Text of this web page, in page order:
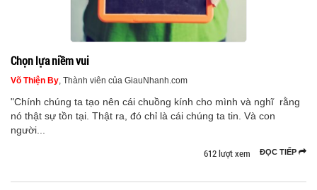
Chọn lựa niềm vui
Võ Thiện By, Thành viên của GiauNhanh.com
"Chính chúng ta tạo nên cái chuồng kính cho mình và nghĩ rằng
nó thật sự tồn tại. Thật ra, đó chỉ là cái chúng ta tin. Và con
người...
ĐỌC TIẾP
612 lượt xem